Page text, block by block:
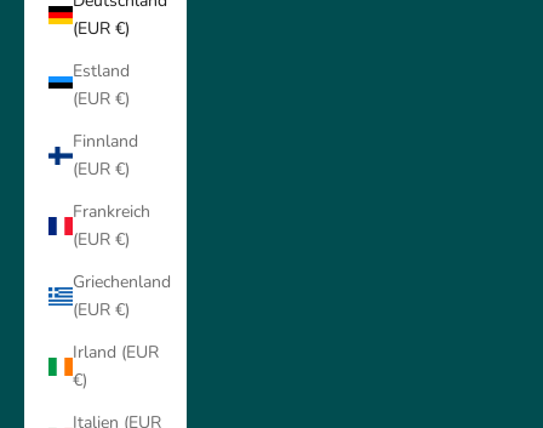
(EUR €)
Estland
(EUR €)
Finnland
(EUR €)
Frankreich
(EUR €)
Griechenland
(EUR €)
Irland (EUR
€)
Italien (EUR